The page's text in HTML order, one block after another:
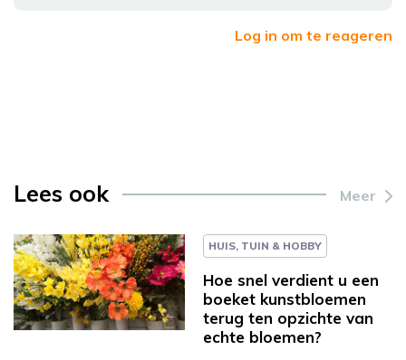
Log in om te reageren
Lees ook Meer
HUIS, TUIN & HOBBY
Hoe snel verdient u een
boeket kunstbloemen
terug ten opzichte van
echte bloemen?